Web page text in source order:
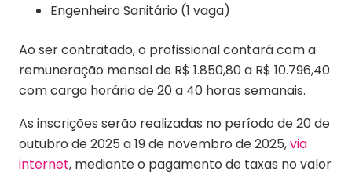
Engenheiro Sanitário (1 vaga)
Ao ser contratado, o profissional contará com a
remuneração mensal de R$ 1.850,80 a R$ 10.796,40
com carga horária de 20 a 40 horas semanais.
As inscrições serão realizadas no período de 20 de
outubro de 2025 a 19 de novembro de 2025,via
internet, mediante o pagamento de taxas no valor